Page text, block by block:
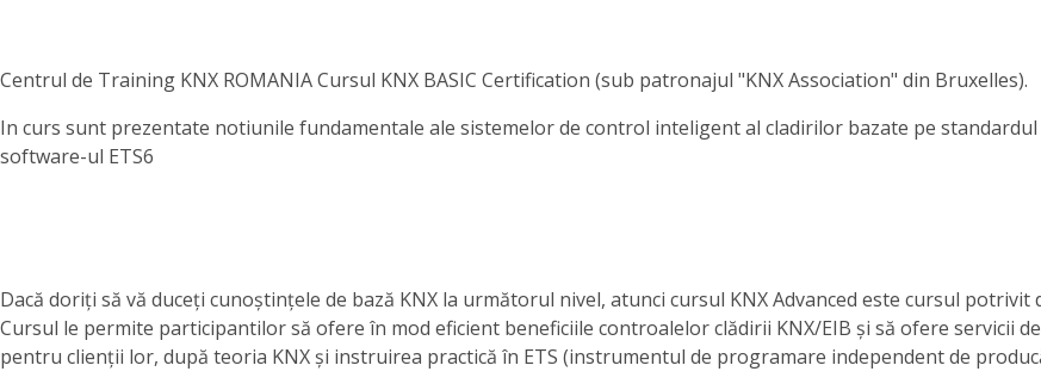
Centrul de Training KNX ROMANIA Cursul KNX BASIC Certification (sub patronajul "KNX Association" din Bruxelles).
In curs sunt prezentate notiunile fundamentale ale sistemelor de control inteligent al cladirilor bazate pe
software-ul ETS6
Dacă doriți să vă duceți cunoștințele de bază KNX la următorul nivel, atunci cursul KNX Advanced este cursul potrivit
Cursul le permite participantilor să ofere în mod eficient beneficiile controalelor clădirii KNX/EIB și să ofere servicii
pentru clienții lor, după teoria KNX și instruirea practică în ETS (instrumentul de programare independent de